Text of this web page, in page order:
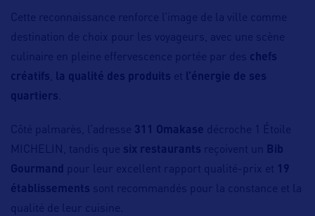
Cette reconnaissance renforce l’image de la ville comme
destination de choix pour les voyageurs, avec une scène
culinaire en pleine effervescence portée par des chefs
créatifs
la qualité des produits et
l’énergie de ses
quartiers
Côté palmarès, l’adresse 311 Omakase décroche 1 Étoile
MICHELIN, tandis que six restaurants reçoivent un
Bib
Gourmand
pour leur excellent rapport qualité-prix et 19
établissements sont recommandés pour la constance et la
qualité de leur cuisine.